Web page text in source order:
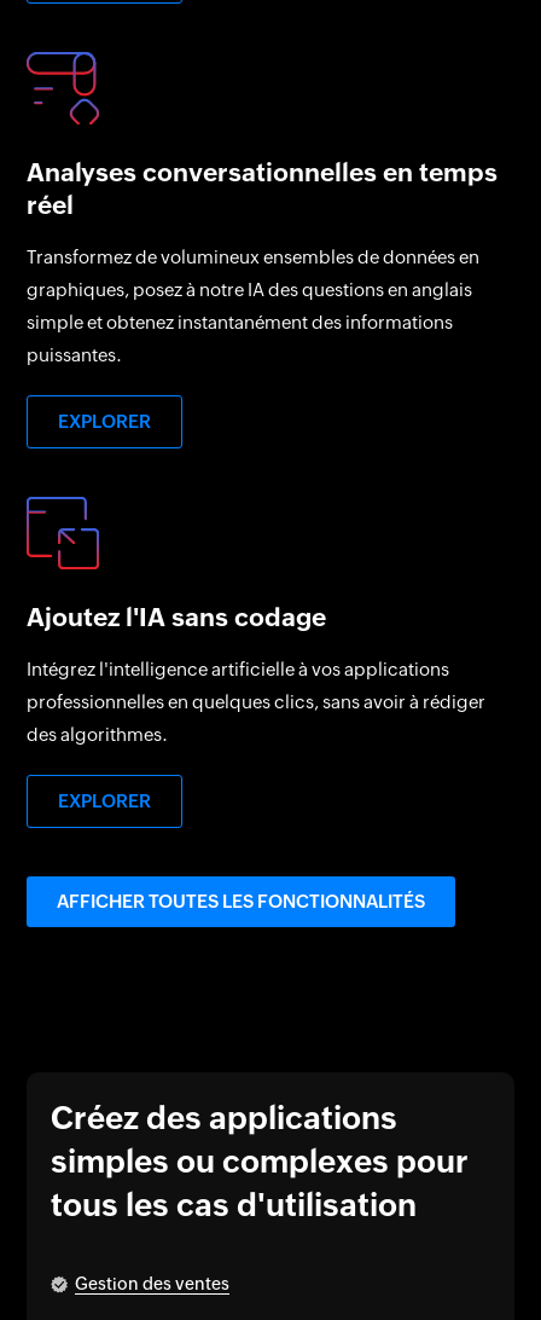
Analyses conversationnelles en temps
réel
Transformez de volumineux ensembles de données en
graphiques, posez à notre IA des questions en anglais
simple et obtenez instantanément des informations
puissantes.
EXPLORER
Ajoutez l'IA sans codage
Intégrez l'intelligence artificielle à vos applications
professionnelles en quelques clics, sans avoir à rédiger
des algorithmes.
EXPLORER
AFFICHER TOUTES LES FONCTIONNALITÉS
Créez des applications
simples ou complexes pour
tous les cas d'utilisation
Gestion des ventes